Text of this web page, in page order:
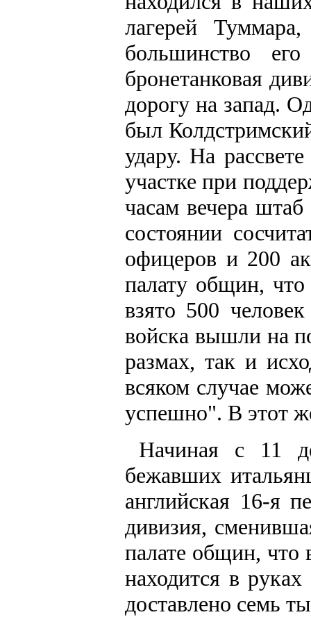
лагерей
большинство
бронетанковая
дорогу на запад.
был
удару. На
участке при
часам вечера штаб
состоянии
офицеров и 200
палату общин, что
взято 500
войска вышли на
размах, так и
всяком случае
успешно". В этот
Начиная с 11
бежавших
английская 16-я
дивизия,
палате общин, что
находится в
доставлено семь